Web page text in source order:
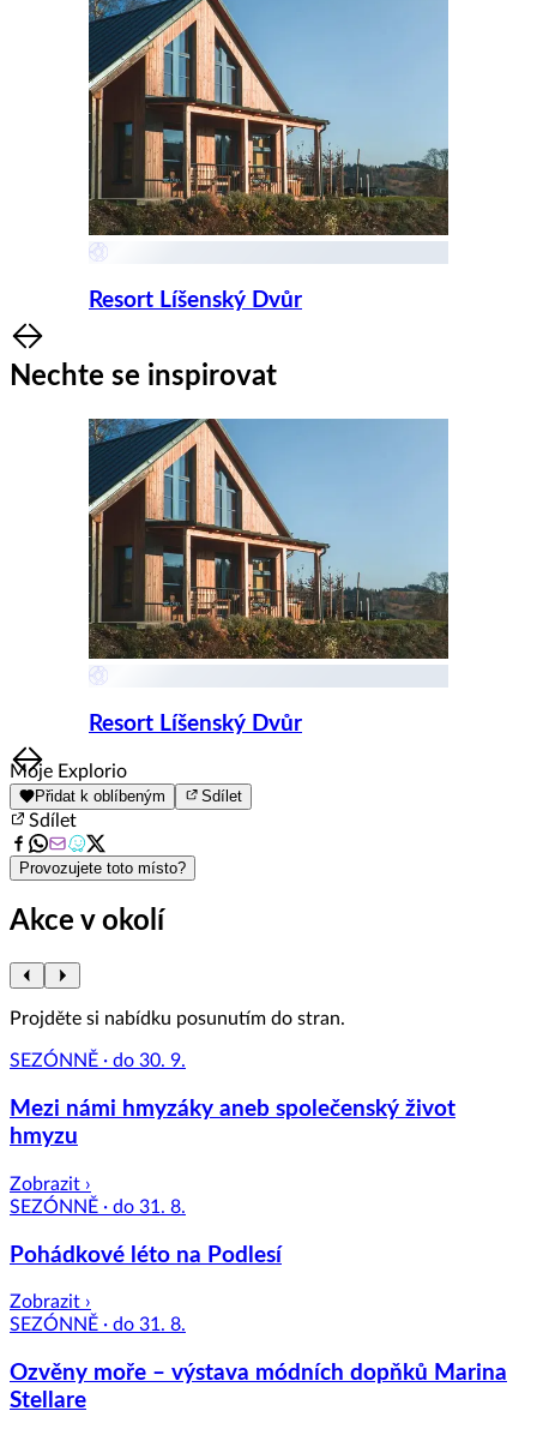
Resort Líšenský Dvůr
Item
1
of
Nechte se inspirovat
Resort Líšenský Dvůr
Item
1
of
8
Moje Explorio
Přidat k oblíbeným Sdílet
Sdílet
Provozujete toto místo?
Akce v okolí
Projděte si nabídku posunutím do stran.
SEZÓNNĚ · do 30. 9.
Mezi námi hmyzáky aneb společenský život
hmyzu
Zobrazit ›
SEZÓNNĚ · do 31. 8.
Pohádkové léto na Podlesí
Zobrazit ›
SEZÓNNĚ · do 31. 8.
Ozvěny moře – výstava módních dopňků Marina
Stellare